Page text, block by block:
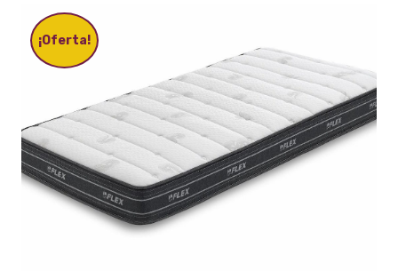
pueden
elegir
en
la
página
de
producto
¡Oferta!